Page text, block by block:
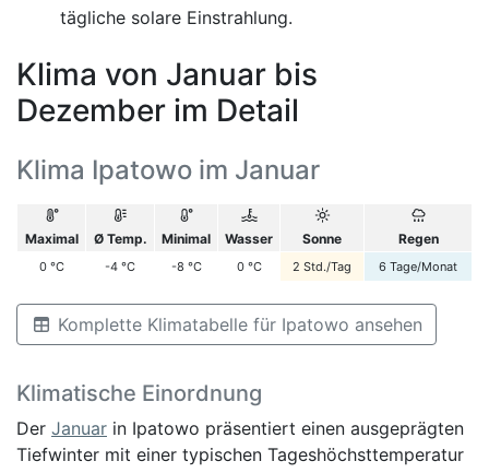
tägliche solare Einstrahlung.
Klima von Januar bis
Dezember im Detail
Klima Ipatowo im Januar
Maximal Ø Temp. Minimal Wasser Sonne Regen
0 °C -4 °C -8 °C 0 °C 2 Std./Tag 6 Tage/Monat
Komplette Klimatabelle für Ipatowo ansehen
Klimatische Einordnung
Der Januar in Ipatowo präsentiert einen ausgeprägten
Tiefwinter mit einer typischen Tageshöchsttemperatur